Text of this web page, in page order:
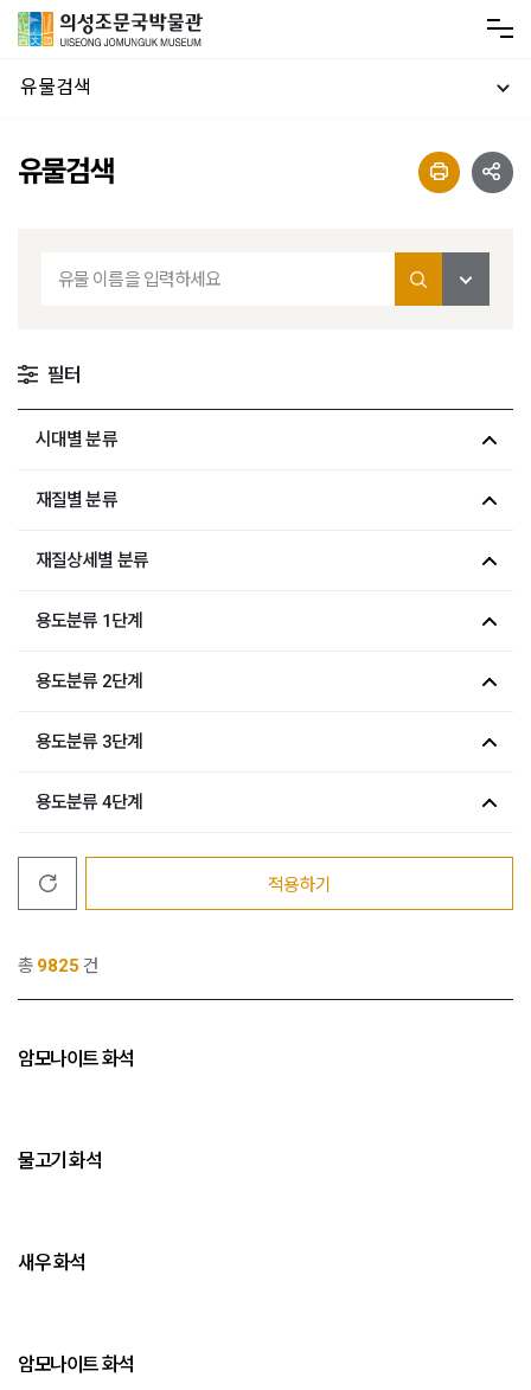
유물검색
유물검색
총 9825 건
암모나이트 화석
물고기 화석
새우 화석
암모나이트 화석
필터
시대별 분류
재질별 분류
재질상세별 분류
용도분류 1단계
용도분류 2단계
용도분류 3단계
용도분류 4단계
적용하기